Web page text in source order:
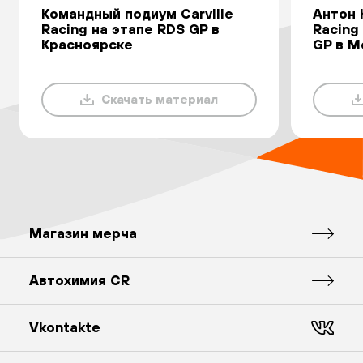
Командный подиум Carville
Racing на этапе RDS GP в
Красноярске
Скачать материал
Антон
Racing
GP в
Магазин мерча
Автохимия CR
Vkontakte